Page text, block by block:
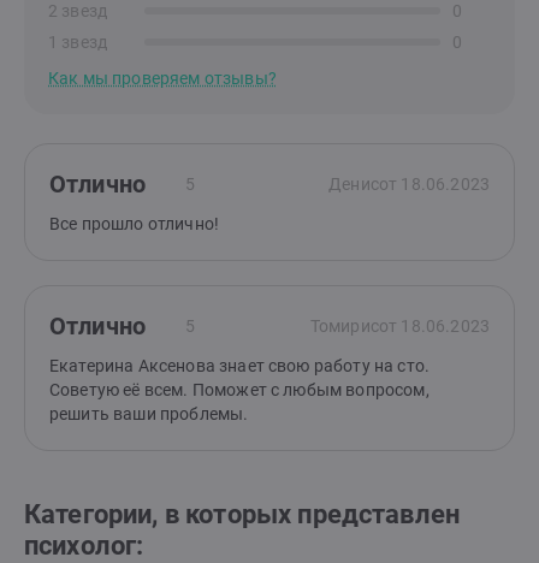
Как мы проверяем отзывы?
2 звезд
0
1 звезд
0
Отлично 5 Денисот 18.06.2023
Все прошло отлично!
Отлично 5 Томирисот 18.06.2023
Екатерина Аксенова знает свою работу на сто.
Советую её всем. Поможет с любым вопросом,
решить ваши проблемы.
Категории, в которых представлен
психолог: